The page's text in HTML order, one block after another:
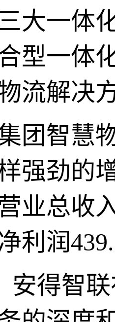
大一体
型一体
流解决
团智慧
强劲的
业总收
利润
安得智